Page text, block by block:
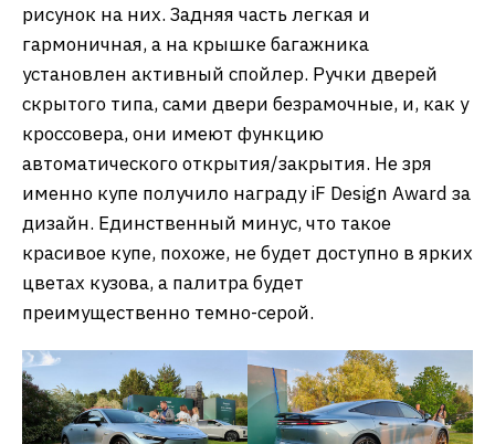
рисунок на них. Задняя часть легкая и
гармоничная, а на крышке багажника
установлен активный спойлер. Ручки дверей
скрытого типа, сами двери безрамочные, и, как у
кроссовера, они имеют функцию
автоматического открытия/закрытия. Не зря
именно купе получило награду iF Design Award за
дизайн. Единственный минус, что такое
красивое купе, похоже, не будет доступно в ярких
цветах кузова, а палитра будет
преимущественно темно-серой.